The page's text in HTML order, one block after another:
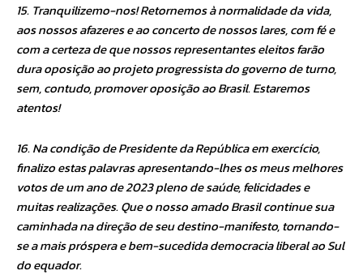
15. Tranquilizemo-nos! Retornemos à normalidade da vida,
aos nossos afazeres e ao concerto de nossos lares, com fé e
com a certeza de que nossos representantes eleitos farão
dura oposição ao projeto progressista do governo de turno,
sem, contudo, promover oposição ao Brasil. Estaremos
atentos!
16. Na condição de Presidente da República em exercício,
finalizo estas palavras apresentando-lhes os meus melhores
votos de um ano de 2023 pleno de saúde, felicidades e
muitas realizações. Que o nosso amado Brasil continue sua
caminhada na direção de seu destino-manifesto, tornando-
se a mais próspera e bem-sucedida democracia liberal ao Sul
do equador.